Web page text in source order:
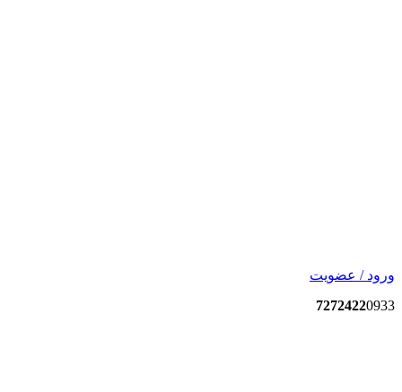
ورود / عضویت
72724220933